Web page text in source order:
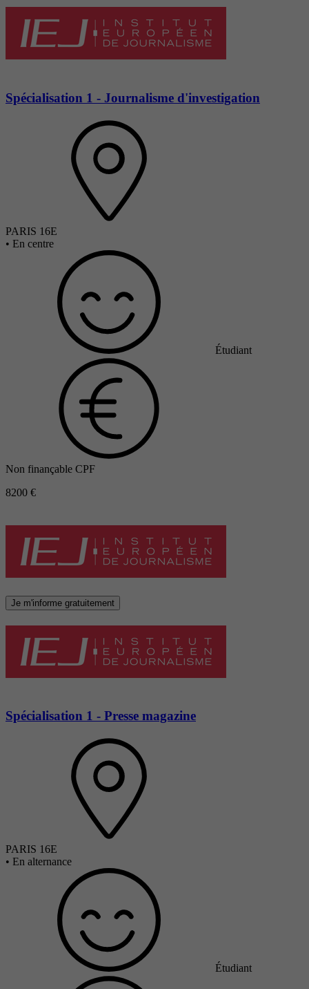
Spécialisation 1 - Journalisme d'investigation
PARIS 16E
• En centre
Étudiant
Non finançable CPF
8200 €
Je m'informe gratuitement
Spécialisation 1 - Presse magazine
PARIS 16E
• En alternance
Étudiant